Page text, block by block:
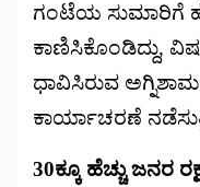
ಗಂಟೆಯ ಸುಮಾರಿಗೆ
ಕಾಣಿಸಿಕೊಂಡಿದ್ದು,
ಧಾವಿಸಿರುವ
ಕಾರ್ಯಾಚರಣೆ
30ಕ್ಕೂ ಹೆಚ್ಚು ಜನರ